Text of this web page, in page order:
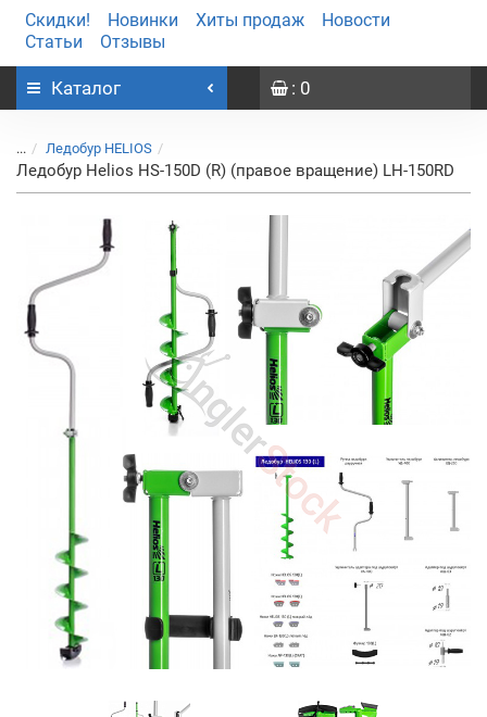
Скидки! Новинки Хиты продаж
Новости
Статьи
Отзывы
Каталог : 0
... Ледобур HELIOS
Ледобур Helios HS-150D (R) (правое вращение) LH-150RD